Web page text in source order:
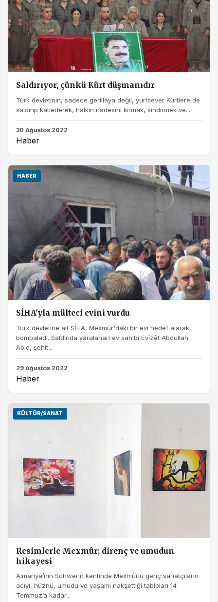
Saldırıyor, çünkü Kürt düşmanıdır
Türk devletinin, sadece gerillaya değil, yurtsever Kürtlere de
saldırıp katlederek, halkın iradesini kırmak, sindirmek ve...
30 Ağustos 2022
Haber
HABER
SİHA'yla mülteci evini vurdu
Türk devletine ait SİHA, Mexmûr'daki bir evi hedef alarak
bombaladı. Saldırıda yaralanan ev sahibi Evîzêt Abdullah
Abid, şehit...
29 Ağustos 2022
Haber
KÜLTÜR/SANAT
Resimlerle Mexmûr; direnç ve umudun
hikayesi
Almanya’nın Schwerin kentinde Mexmûrlu genç sanatçıların
acıyı, hüznü, umudu ve yaşamı nakşettiği tabloları 14
Temmuz’a kadar...